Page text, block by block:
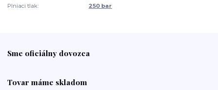
Plniaci tlak:
250 bar
Sme oficiálny dovozca
Tovar máme skladom